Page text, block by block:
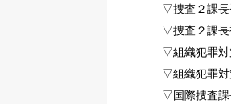
▽捜査２課長
▽捜査２課長
▽組織犯罪対
▽組織犯罪対
▽国際捜査課